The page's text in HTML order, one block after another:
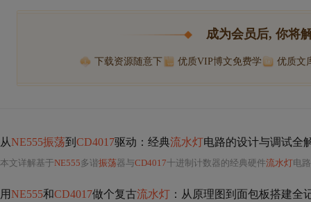
成为会员后, 你将
下载资源随意下 优质VIP博文免费学 优质文
从NE555振荡到 CD4017驱动：经典流水灯电路的设计与调试全
本文详解基于NE555多谐振荡器与CD4017十进制计数器的经典硬件流水灯电
用NE555和CD4017做个复古流水灯 ：从原理图到面包板搭建全